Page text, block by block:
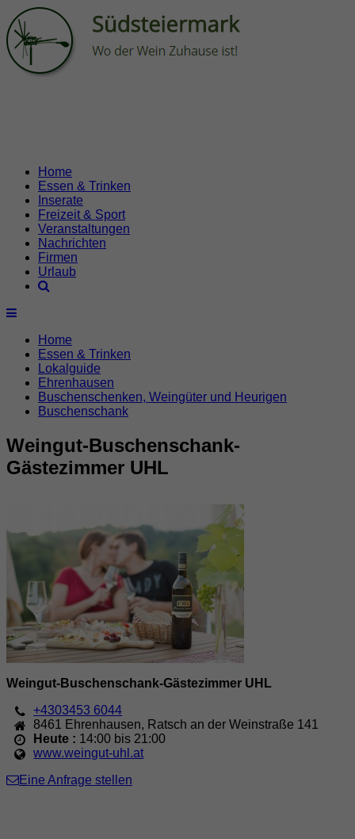
Home
Essen & Trinken
Inserate
Freizeit & Sport
Veranstaltungen
Nachrichten
Firmen
Urlaub
Home
Essen & Trinken
Lokalguide
Ehrenhausen
Buschenschenken, Weingüter und Heurigen
Buschenschank
Weingut-Buschenschank-
Gästezimmer UHL
Weingut-Buschenschank-Gästezimmer UHL
+4303453 6044
8461
Ehrenhausen, Ratsch an der Weinstraße 141
Heute : 14:00 bis 21:00
www.weingut-uhl.at
Eine Anfrage stellen